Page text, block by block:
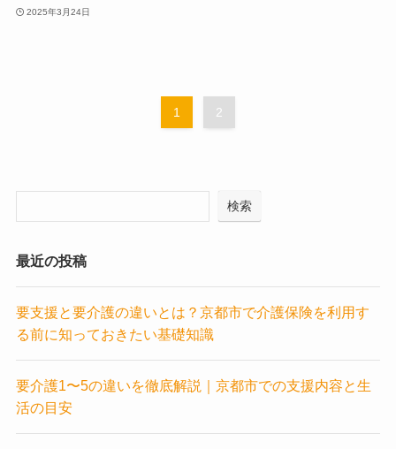
2025年3月24日
1 2
検索
最近の投稿
要支援と要介護の違いとは？京都市で介護保険を利用す
る前に知っておきたい基礎知識
要介護1〜5の違いを徹底解説｜京都市での支援内容と生
活の目安